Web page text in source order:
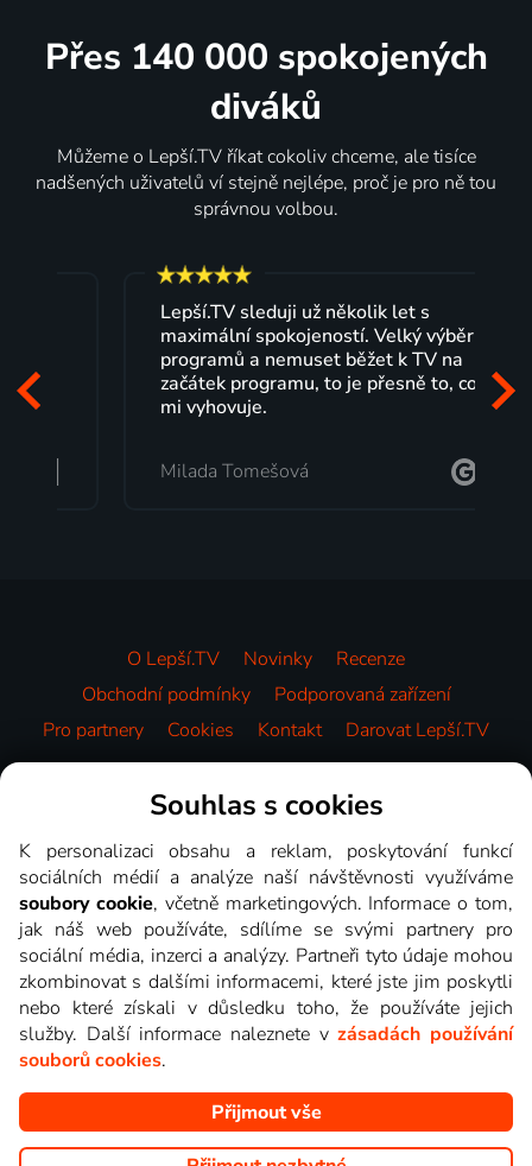
Přes 140 000 spokojených
diváků
Můžeme o Lepší.TV říkat cokoliv chceme, ale tisíce
nadšených uživatelů ví stejně nejlépe, proč je pro ně tou
správnou volbou.
Lepší.TV sleduji už několik let s
maximální spokojeností. Velký výběr
programů a nemuset běžet k TV na
začátek programu, to je přesně to, co
mi vyhovuje.
Milada Tomešová
O Lepší.TV Novinky
Recenze
Obchodní podmínky
Podporovaná zařízení
Pro partnery
Cookies Kontakt Darovat Lepší.TV
Videotéka
Copyright © goNET s.r.o. Na tomto webu jsou zobrazovány
obrázky z pořadů TV stanic, které můžete sledovat v Lepší.TV.
Souhlas s cookies
K personalizaci obsahu a reklam, poskytování funkcí
sociálních médií a analýze naší návštěvnosti využíváme
soubory cookie, včetně marketingových. Informace o tom,
jak náš web používáte, sdílíme se svými partnery pro
sociální média, inzerci a analýzy. Partneři tyto údaje mohou
zkombinovat s dalšími informacemi, které jste jim poskytli
nebo které získali v důsledku toho, že používáte jejich
služby. Další informace naleznete vzásadách používání
souborů cookies.
Přijmout vše